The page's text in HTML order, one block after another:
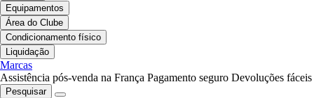
Equipamentos
Área do Clube
Condicionamento físico
Liquidação
Marcas
Assistência pós-venda na França Pagamento seguro Devoluções fáceis
Pesquisar